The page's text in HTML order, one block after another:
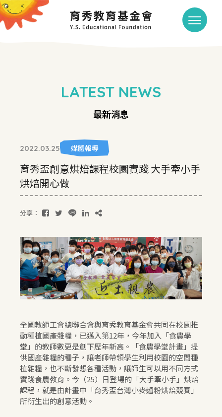
LATEST NEWS
最新消息
2022.03.25 媒體報導
育秀盃創意烘焙課程校園實踐 大手牽小手
烘焙開心做
分享：
全國教師工會總聯合會與育秀教育基金會共同在校園推
動種植國產雜糧，已邁入第12年，今年加入「食農學
堂」的教師數更是創下歷年新高。「食農學堂計畫」提
供國產雜糧的種子，讓老師帶領學生利用校園的空間種
植雜糧，也不斷發想各種活動，讓師生可以用不同方式
實踐食農教育。今（25）日登場的「大手牽小手」烘焙
課程，就是由計畫中「育秀盃台灣小麥麵粉烘焙競賽」
所衍生出的創意活動。